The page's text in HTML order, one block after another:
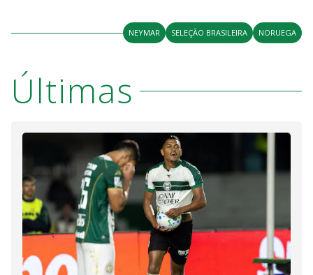
NEYMAR SELEÇÃO BRASILEIRA NORUEGA
Últimas